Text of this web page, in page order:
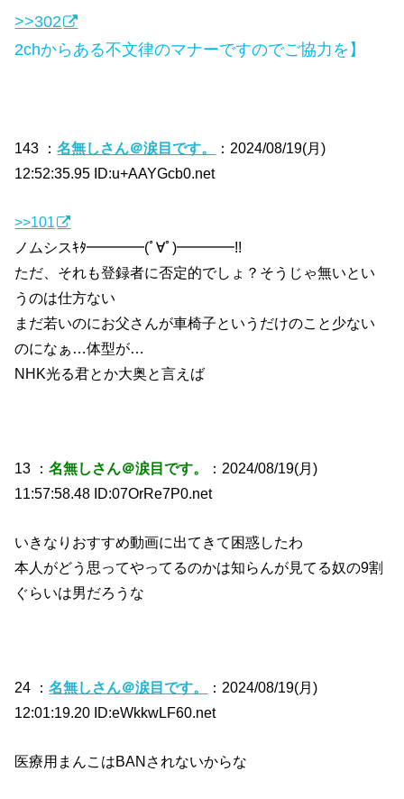
>>302
2chからある不文律のマナーですのでご協力を】
143 ：名無しさん＠涙目です。
：2024/08/19(月)
12:52:35.95 ID:u+AAYGcb0.net
>>101
ノムシスｷﾀ━━━━(ﾟ∀ﾟ)━━━━!!
ただ、それも登録者に否定的でしょ？そうじゃ無いとい
うのは仕方ない
まだ若いのにお父さんが車椅子というだけのこと少ない
のになぁ…体型が…
NHK光る君とか大奥と言えば
13 ：名無しさん＠涙目です。
：2024/08/19(月)
11:57:58.48 ID:07OrRe7P0.net
いきなりおすすめ動画に出てきて困惑したわ
本人がどう思ってやってるのかは知らんが見てる奴の9割
ぐらいは男だろうな
24 ：名無しさん＠涙目です。
：2024/08/19(月)
12:01:19.20 ID:eWkkwLF60.net
医療用まんこはBANされないからな